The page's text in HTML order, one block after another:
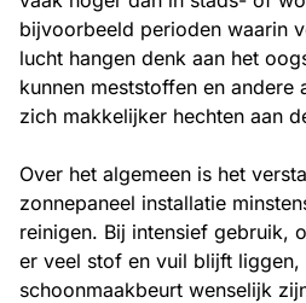
bijvoorbeeld perioden waarin
lucht hangen denk aan het
kunnen meststoffen en andere
zich makkelijker hechten aan
Over het algemeen is het
zonnepaneel installatie
reinigen. Bij intensief gebruik,
er veel stof en vuil blijft liggen,
schoonmaakbeurt wenselijk